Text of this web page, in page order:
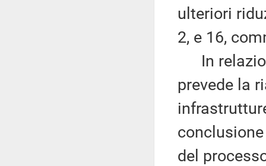
ulteriori
2, e 16,
In
prevede la
del